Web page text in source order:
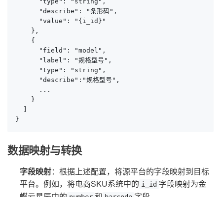
      "describe": "条形码",
      "value": "{i_id}"
    },
    {
      "field": "model",
      "label": "规格型号",
      "type": "string",
      "describe":"规格型号",
      ...
    }
  ]
}
数据映射与转换
字段映射：根据上述配置，将源平台的字段映射到目标
平台。例如，将电商SKU系统中的 i_id 字段映射为金